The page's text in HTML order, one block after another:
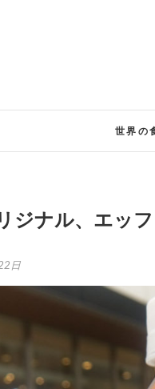
世界の
ジナル、エッ
日